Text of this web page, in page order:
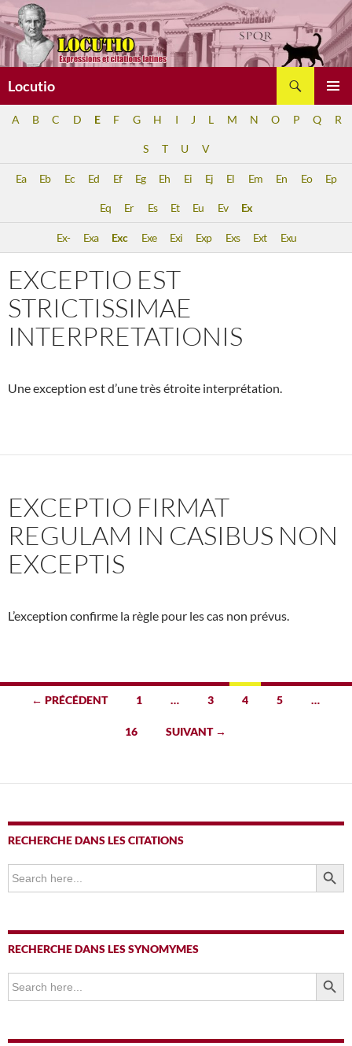
Aller
au
contenu
Locutio
A B C D E F G H I J L M N O P Q R
S T U V
Ea Eb Ec Ed Ef Eg Eh Ei Ej El Em En Eo Ep
Eq Er Es Et Eu Ev Ex
Ex- Exa Exc Exe Exi Exp Exs Ext Exu
EXCEPTIO EST
STRICTISSIMAE
INTERPRETATIONIS
Une exception est d’une très étroite interprétation.
EXCEPTIO FIRMAT
REGULAM IN CASIBUS NON
EXCEPTIS
L’exception confirme la règle pour les cas non prévus.
Navigation
← PRÉCÉDENT 1 … 3 4 5 …
16 SUIVANT →
RECHERCHE DANS LES CITATIONS
Search
for:
SEARCH
RECHERCHE DANS LES SYNOMYMES
Search
for:
SEARCH